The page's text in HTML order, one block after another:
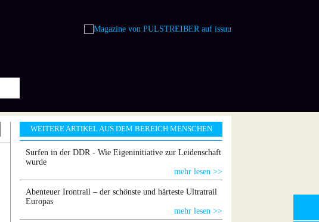
WEITERE ARTIKEL AUS DEM BEREICH MENSCHEN
Surfen in der DDR - Wie Eigeninitiative zur Leidenschaft
wurde
mehr lesen >>
Abenteuer Irontrail – der schönste und härteste Ultratrail
Europas
mehr lesen >>